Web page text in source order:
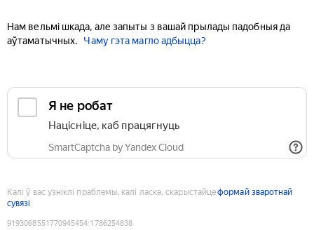
Нам вельмі шкада, але запыты з вашай прылады падобныя да
аўтаматычных.
Чаму гэта магло адбыцца?
Я не робат
Націсніце, каб працягнуць
SmartCaptcha by Yandex Cloud
Калі ў вас узніклі праблемы, калі ласка, скарыстайцеформай зваротнай
сувязі
9193068551770945454:1786254838